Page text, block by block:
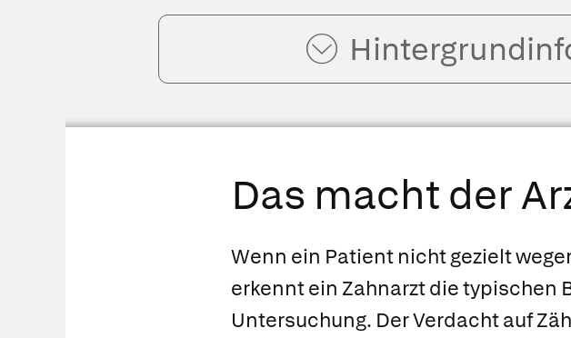
Das macht der
Wenn ein Patient nicht gezielt
erkennt ein Zahnarzt die typischen
Untersuchung. Der Verdacht auf